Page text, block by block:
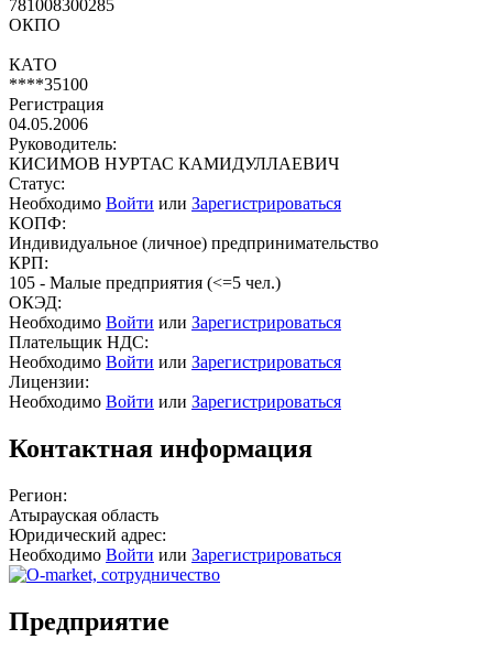
781008300285
ОКПО
КАТО
****35100
Регистрация
04.05.2006
Руководитель:
КИСИМОВ НУРТАС КАМИДУЛЛАЕВИЧ
Статус:
Необходимо Войти или Зарегистрироваться
КОПФ:
Индивидуальное (личное) предпринимательство
КРП:
105 - Малые предприятия (<=5 чел.)
ОКЭД:
Необходимо Войти или Зарегистрироваться
Плательщик НДС:
Необходимо Войти или Зарегистрироваться
Лицензии:
Необходимо Войти или Зарегистрироваться
Контактная информация
Регион:
Атырауская область
Юридический адрес:
Необходимо Войти или Зарегистрироваться
Предприятие